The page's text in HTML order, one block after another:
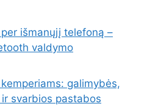
išmanųjį telefoną –
valdymo
galimybės,
svarbios pastabos